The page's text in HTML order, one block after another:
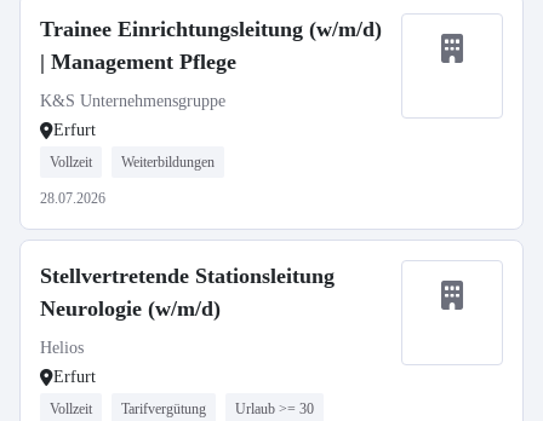
Trainee Einrichtungsleitung (w/m/d)
| Management Pflege
K&S Unternehmensgruppe
Erfurt
Vollzeit Weiterbildungen
28.07.2026
Stellvertretende Stationsleitung
Neurologie (w/m/d)
Helios
Erfurt
Vollzeit Tarifvergütung Urlaub >= 30